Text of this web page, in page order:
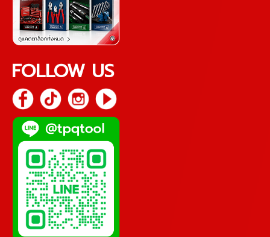
FOLLOW US